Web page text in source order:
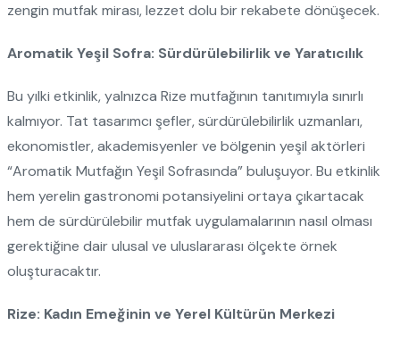
zengin mutfak mirası, lezzet dolu bir rekabete dönüşecek.
Aromatik Yeşil Sofra: Sürdürülebilirlik ve Yaratıcılık
Bu yılki etkinlik, yalnızca Rize mutfağının tanıtımıyla sınırlı
kalmıyor. Tat tasarımcı şefler, sürdürülebilirlik uzmanları,
ekonomistler, akademisyenler ve bölgenin yeşil aktörleri
“Aromatik Mutfağın Yeşil Sofrasında” buluşuyor. Bu etkinlik
hem yerelin gastronomi potansiyelini ortaya çıkartacak
hem de sürdürülebilir mutfak uygulamalarının nasıl olması
gerektiğine dair ulusal ve uluslararası ölçekte örnek
oluşturacaktır.
Rize: Kadın Emeğinin ve Yerel Kültürün Merkezi